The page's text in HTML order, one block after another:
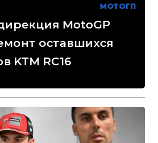
МОТОГП
MotoGP
оставшихся
KTM RC16